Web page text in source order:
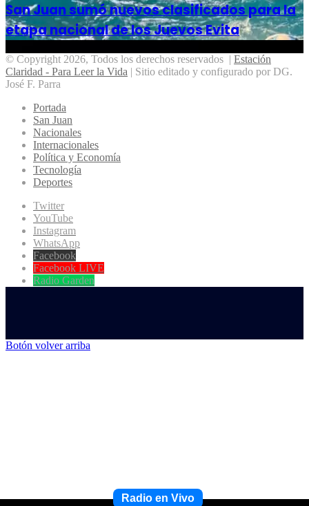
San Juan sumó nuevos clasificados para la
etapa nacional de los Juevos Evita
© Copyright 2026, Todos los derechos reservados | Estación
Claridad - Para Leer la Vida | Sitio editado y configurado por DG.
José F. Parra
Radio en Vivo
Portada
San Juan
Nacionales
Internacionales
Política y Economía
Tecnología
Deportes
Twitter
YouTube
Instagram
WhatsApp
Facebook
Facebook LIVE
Radio Garden
Botón volver arriba